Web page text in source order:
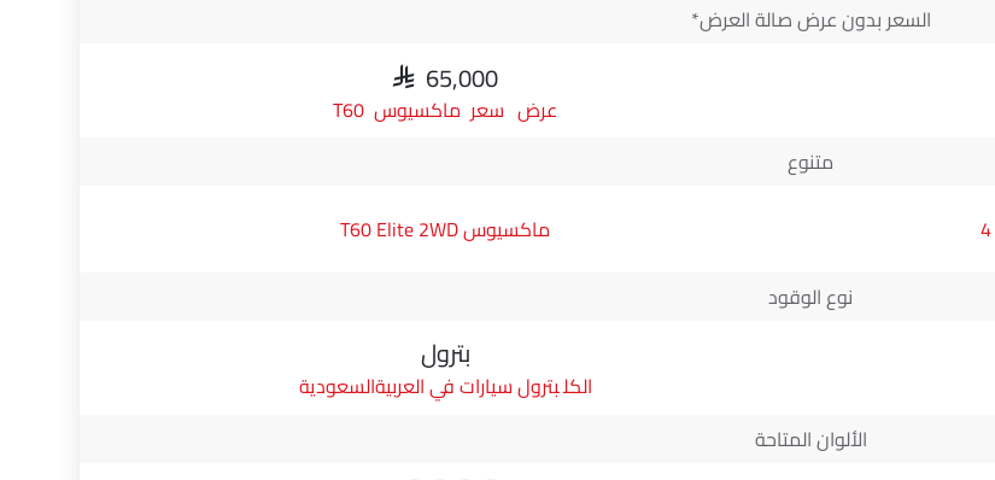
السعر بدون عرض صالة العرض*
SAR 65,000
سعر ماكسيوس T60
متنوع
ماكسيوس T60 Elite 2WD
نوع الوقود
بترول
بترول سيارات في العربيةالسعودية
الألوان المتاحة